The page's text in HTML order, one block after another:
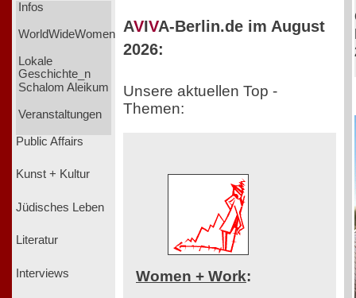
Infos
WorldWideWomen
Lokale
Geschichte_n
Schalom Aleikum
Veranstaltungen
Public Affairs
Kunst + Kultur
Jüdisches Leben
Literatur
Interviews
AVIVA-Berlin.de im August
2026:
Unsere aktuellen Top -
Themen:
Women + Work: